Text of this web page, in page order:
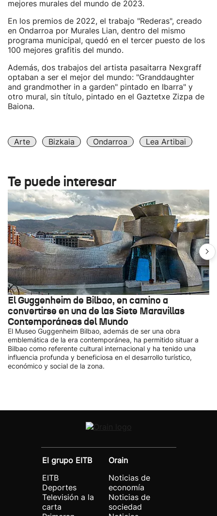
mejores murales del mundo de 2023.
En los premios de 2022, el trabajo "Rederas", creado
en Ondarroa por Murales Lian, dentro del mismo
programa municipal, quedó en el tercer puesto de los
100 mejores grafitis del mundo.
Además, dos trabajos del artista pasaitarra Nexgraff
optaban a ser el mejor del mundo: "Granddaughter
and grandmother in a garden" pintado en Ibarra" y
otro mural, sin título, pintado en el Gaztetxe Zizpa de
Baiona.
Arte Bizkaia Ondarroa Lea Artibai
Te puede interesar
El Guggenheim de Bilbao, en camino a
convertirse en una de las Siete Maravillas
Contemporáneas del Mundo
El Museo Guggenheim Bilbao, además de ser una obra
emblemática de la era contemporánea, ha permitido situar a
Bilbao como referente cultural internacional y ha tenido una
influencia profunda y beneficiosa en el desarrollo turístico,
económico y social de la zona.
El grupo EITB
EITB
Deportes
Televisión a la
carta
Orain
Noticias de
economía
Noticias de
sociedad